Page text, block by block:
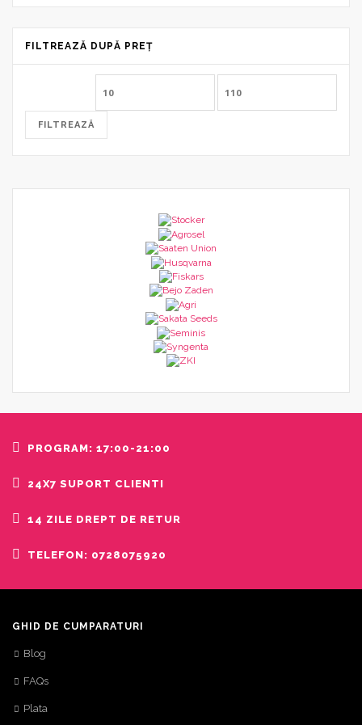
FILTREAZĂ DUPĂ PREȚ
FILTREAZĂ
PROGRAM: 17:00-21:00
24X7 SUPORT CLIENTI
14 ZILE DREPT DE RETUR
TELEFON: 0728075920
GHID DE CUMPARATURI
Blog
FAQs
Plata